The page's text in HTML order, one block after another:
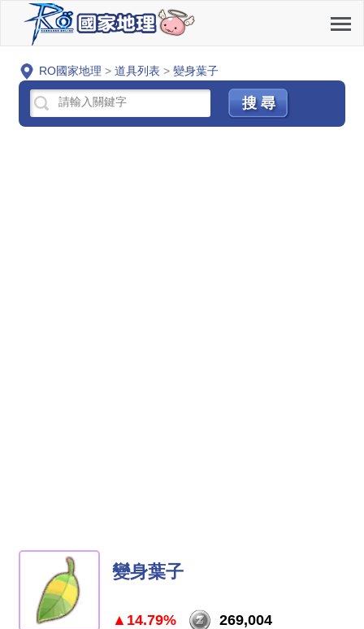
RO國家地理 > 道具列表 > 變身葉子
變身葉子
▲14.79% 269,004